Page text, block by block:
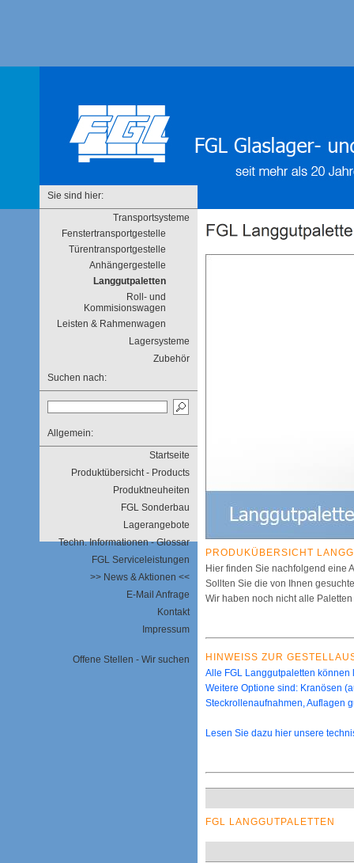
Sie sind hier:
Transportsysteme
Fenstertransportgestelle
Türentransportgestelle
Anhängergestelle
Langgutpaletten
Roll- und
Kommisionswagen
Leisten & Rahmenwagen
Lagersysteme
Zubehör
Suchen nach:
Allgemein:
Startseite
Produktübersicht - Products
Produktneuheiten
FGL Sonderbau
Lagerangebote
Techn. Informationen - Glossar
FGL Serviceleistungen
>> News & Aktionen <<
E-Mail Anfrage
Kontakt
Impressum
Offene Stellen - Wir suchen
PRODUKÜBERSICHT
Hier finden Sie nachfolgend eine
Sollten Sie die von Ihnen
Wir haben noch nicht alle
HINWEISS ZUR
Alle FGL Langgutpaletten
Weitere Optione sind: Kranösen
Steckrollenaufnahmen, Auflagen
Lesen Sie dazu hier unsere
FGL LANGGUTPALETTEN